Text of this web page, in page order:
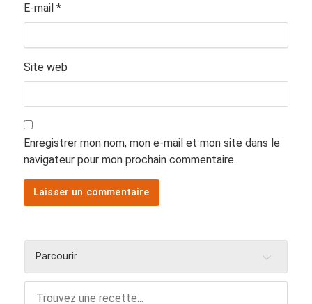
E-mail *
Site web
Enregistrer mon nom, mon e-mail et mon site dans le
navigateur pour mon prochain commentaire.
Parcourir